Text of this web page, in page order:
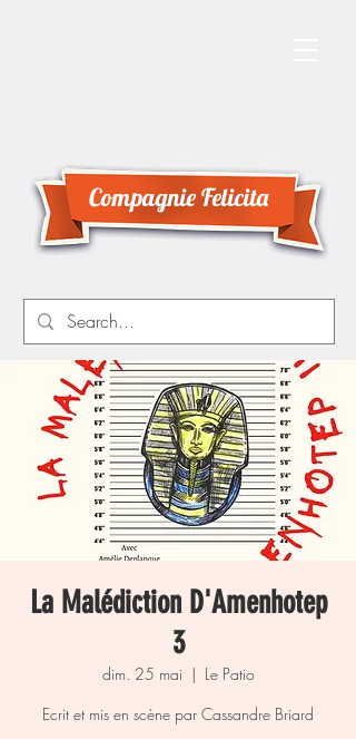
Compagnie Felicita
La Malédiction D'Amenhotep
3
dim. 25 mai
  |
Le Patio